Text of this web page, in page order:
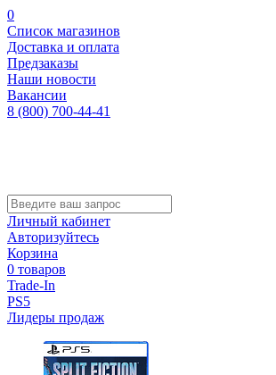
0
Список магазинов
Доставка и оплата
Предзаказы
Наши новости
Вакансии
8 (800) 700-44-41
Личный кабинет
Авторизуйтесь
Корзина
0 товаров
Trade-In
PS5
Лидеры продаж